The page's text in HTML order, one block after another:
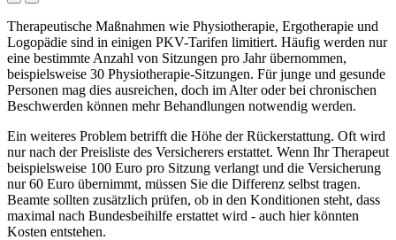
Therapeutische Maßnahmen wie Physiotherapie, Ergotherapie und
Logopädie sind in einigen PKV-Tarifen limitiert. Häufig werden nur
eine bestimmte Anzahl von Sitzungen pro Jahr übernommen,
beispielsweise 30 Physiotherapie-Sitzungen. Für junge und gesunde
Personen mag dies ausreichen, doch im Alter oder bei chronischen
Beschwerden können mehr Behandlungen notwendig werden.
Ein weiteres Problem betrifft die Höhe der Rückerstattung. Oft wird
nur nach der Preisliste des Versicherers erstattet. Wenn Ihr Therapeut
beispielsweise 100 Euro pro Sitzung verlangt und die Versicherung
nur 60 Euro übernimmt, müssen Sie die Differenz selbst tragen.
Beamte sollten zusätzlich prüfen, ob in den Konditionen steht, dass
maximal nach Bundesbeihilfe erstattet wird - auch hier könnten
Kosten entstehen.